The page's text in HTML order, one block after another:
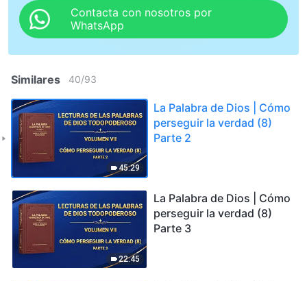
Contacta con nosotros por
WhatsApp
Similares 40/93
45:29
La Palabra de Dios | Cómo
perseguir la verdad (8)
Parte 2
22:45
La Palabra de Dios | Cómo
perseguir la verdad (8)
Parte 3